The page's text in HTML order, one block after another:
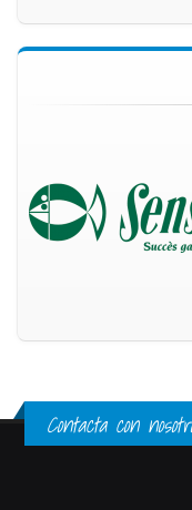
Contacta con